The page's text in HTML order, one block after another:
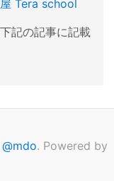
Tera school
記の記事に記載
@mdo. Powered by